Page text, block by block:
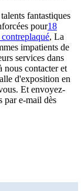
fantastiques
pour18
, La
impatients de
services dans
nous contacter et
d'exposition en
Et envoyez-
par e-mail dès